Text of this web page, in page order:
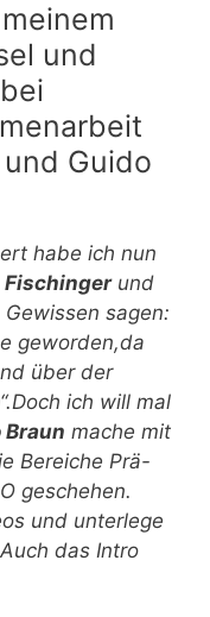
und
und Guido
habe ich nun
Fischingerund
sagen:
geworden,da
über der
ich will mal
Braun mache mit
Bereiche Prä-
geschehen.
und unterlege
das Intro